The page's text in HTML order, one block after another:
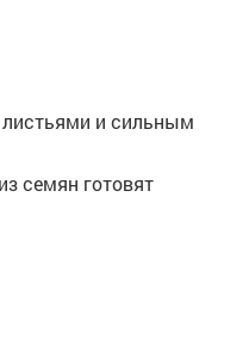
листьями и сильным
семян готовят